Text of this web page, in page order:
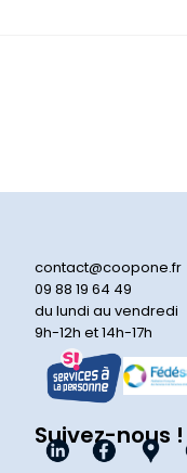
contact@coopone.fr
09 88 19 64 49
du lundi au vendredi
9h-12h et 14h-17h
Suivez-nous !